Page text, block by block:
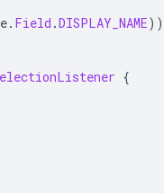
. Field .DISPLAY_NAME))
{